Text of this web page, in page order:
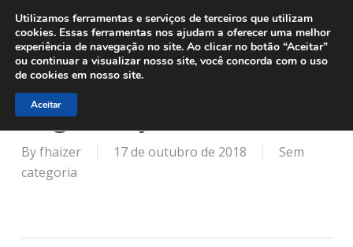
main
contentVocê sabe o que é
segurança alimentar?
Byfhaizer 17 de outubro de 2018
Sem
categoria
Utilizamos ferramentas e serviços de terceiros que utilizam
cookies. Essas ferramentas nos ajudam a oferecer uma melhor
experiência de navegação no site. Ao clicar no botão “Aceitar”
ou continuar a visualizar nosso site, você concorda com o uso
de cookies em nosso site.
Aceitar